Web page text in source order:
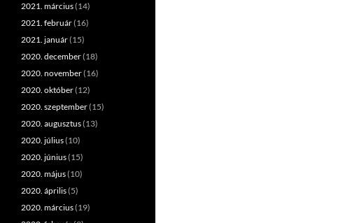
2021. március(14)
2021. február(16)
2021. január(15)
2020. december(18)
2020. november(16)
2020. október(12)
2020. szeptember(15)
2020. augusztus(13)
2020. július(10)
2020. június(15)
2020. május(10)
2020. április(5)
2020. március(19)